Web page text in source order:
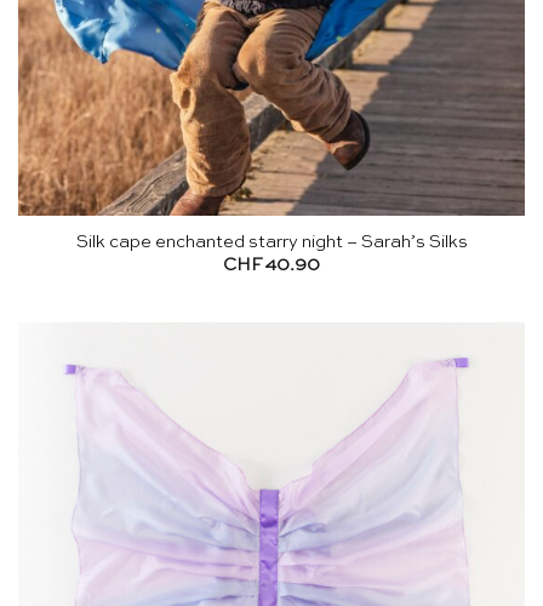
Silk cape enchanted starry night – Sarah’s Silks
CHF 40.90